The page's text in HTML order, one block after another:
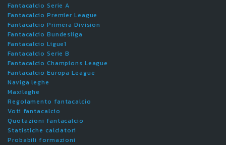
Fantacalcio Serie A
Fantacalcio Premier League
Fantacalcio Primera Division
Fantacalcio Bundesliga
Fantacalcio Ligue1
Fantacalcio Serie B
Fantacalcio Champions League
Fantacalcio Europa League
Naviga leghe
Maxileghe
Regolamento fantacalcio
Voti fantacalcio
Quotazioni fantacalcio
Statistiche calciatori
Probabili formazioni